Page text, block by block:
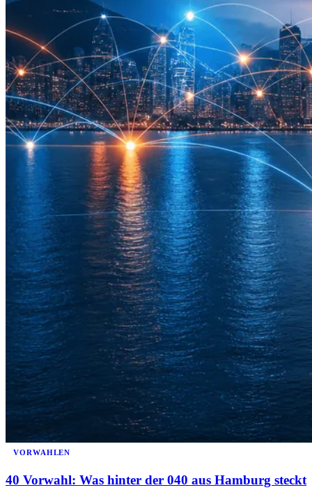
VORWAHLEN
40 Vorwahl: Was hinter der 040 aus Hamburg steckt